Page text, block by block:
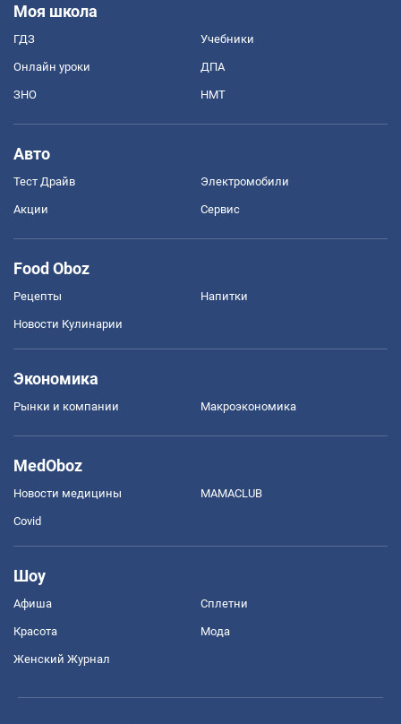
Моя школа
ГДЗ Учебники
Онлайн уроки ДПА
ЗНО НМТ
Авто
Тест Драйв Электромобили
Акции Сервис
Food Oboz
Рецепты Напитки
Новости Кулинарии
Экономика
Рынки и компании Mакроэкономика
MedOboz
Новости медицины MAMACLUB
Covid
Шоу
Афиша Сплетни
Красота Мода
Женский Журнал